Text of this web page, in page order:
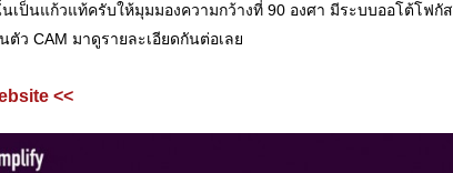
เป็นแก้วแท้ครับให้มุมมองความกว้างที่ 90 องศา มีระบบออโต้โฟกัส
ว CAM มาดูรายละเอียดกันต่อเลย
<<